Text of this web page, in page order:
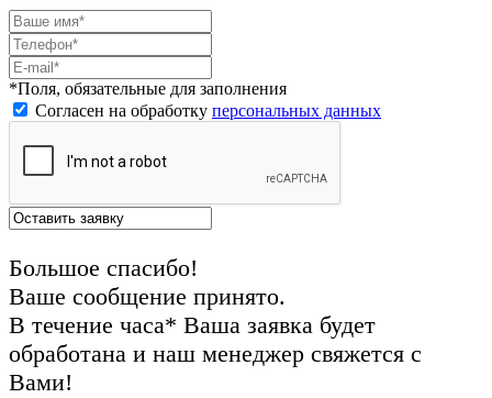
*Поля, обязательные для заполнения
Согласен на обработку персональных данных
Большое спасибо!
Ваше сообщение принято.
В течение часа* Ваша заявка будет
обработана и наш менеджер свяжется с
Вами!